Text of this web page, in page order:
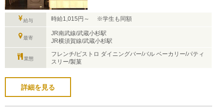
給与 時給1,015円～ ※学生も同額
最寄
JR南武線/武蔵小杉駅
JR横須賀線/武蔵小杉駅
業態
フレンチ/ビストロ ダイニングバー/バル ベーカリー/パティ
スリー/製菓
詳細を見る